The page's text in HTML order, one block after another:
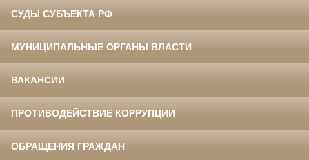
СУДЫ СУБЪЕКТА РФ
МУНИЦИПАЛЬНЫЕ ОРГАНЫ ВЛАСТИ
ВАКАНСИИ
ПРОТИВОДЕЙСТВИЕ КОРРУПЦИИ
ОБРАЩЕНИЯ ГРАЖДАН